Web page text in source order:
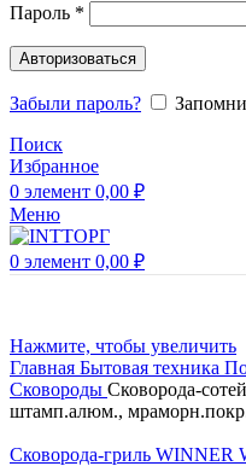
Пароль *
Авторизоваться
Забыли пароль?
Поиск
Избранное
0 элемент 0,00 ₽
Меню
0 элемент 0,00 ₽
Нажмите, чтобы увеличить
Главная Бытовая техника
Сковороды Сковорода-
штамп.алюм.,
Сковорода-гриль WINNER